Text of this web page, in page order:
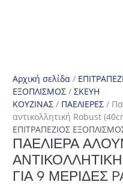
Αρχική σελίδα /
ΕΞΟΠΛΙΣΜΟΣ /ΣΚΕΥΗ
ΚΟΥΖΙΝΑΣ / ΠΑΕΛΙΕΡΕΣ /
αντικολλητική Robust
ΕΠΙΤΡΑΠΕΖΙΟΣ
ΠΑΕΛΙΈΡΑ
ΑΝΤΙΚΟΛΛΗΤΙΚΉ
ΓΙΑ 9 ΜΕΡΊΔΕΣ